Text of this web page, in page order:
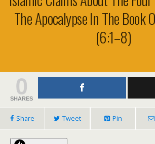
The Apocalypse In The Book
(6:1–8)
0
SHARES
Share Tweet Pin